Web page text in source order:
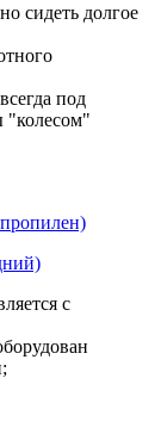
сидеть долгое
под
"колесом"
с